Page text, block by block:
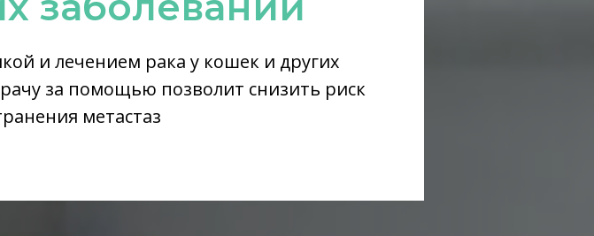
и лечением рака у кошек и других
за помощью позволит снизить риск
метастаз